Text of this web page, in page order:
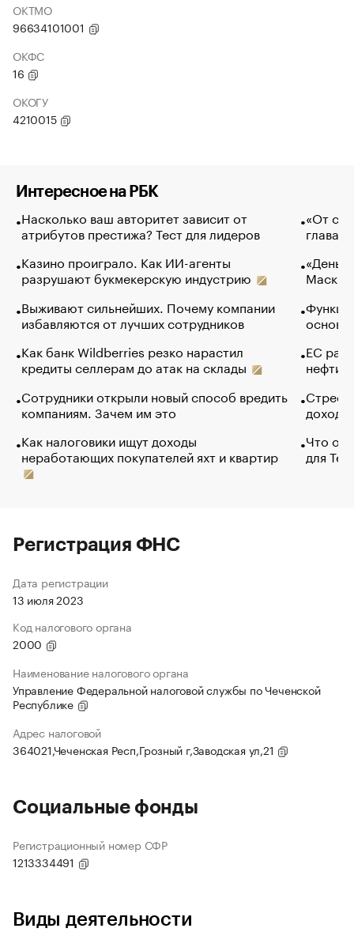
ОКТМО
96634101001
ОКФС
16
ОКОГУ
4210015
Интересное на РБК
Насколько ваш авторитет зависит от
атрибутов престижа? Тест для лидеров
Казино проиграло. Как ИИ-агенты
разрушают букмекерскую индустрию
Выживают сильнейших. Почему компании
избавляются от лучших сотрудников
Как банк Wildberries резко нарастил
кредиты селлерам до атак на склады
Сотрудники открыли новый способ вредить
компаниям. Зачем им это
Как налоговики ищут доходы
неработающих покупателей яхт и квартир
«От
глава
Маск в
основ
ЕС
нефти
Что
для
Регистрация ФНС
Дата регистрации
13 июля 2023
Код налогового органа
2000
Наименование налогового органа
Управление Федеральной налоговой службы по Чеченской
Республике
Адрес налоговой
364021,Чеченская Респ,Грозный г,Заводская ул,21
Социальные фонды
Регистрационный номер СФР
1213334491
Виды деятельности